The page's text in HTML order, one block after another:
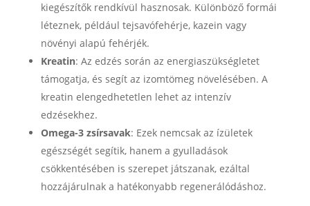
kiegészítők rendkívül hasznosak. Különböző formái
léteznek, például tejsavófehérje, kazein vagy
növényi alapú fehérjék.
Kreatin: Az edzés során az energiaszükségletet
támogatja, és segít az izomtömeg növelésében. A
kreatin elengedhetetlen lehet az intenzív
edzésekhez.
Omega-3 zsírsavak: Ezek nemcsak az ízületek
egészségét segítik, hanem a gyulladások
csökkentésében is szerepet játszanak, ezáltal
hozzájárulnak a hatékonyabb regenerálódáshoz.